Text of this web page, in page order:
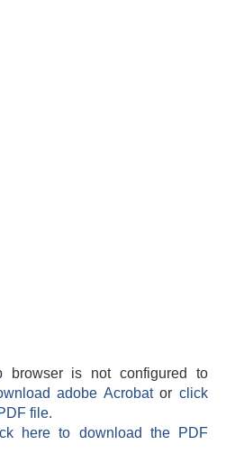
browser is not configured to
adobe Acrobatorclick
file.
here to download the PDF